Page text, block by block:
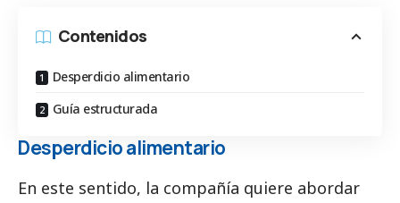
Contenidos
Desperdicio alimentario
Guía estructurada
Desperdicio alimentario
En este sentido, la compañía quiere abordar